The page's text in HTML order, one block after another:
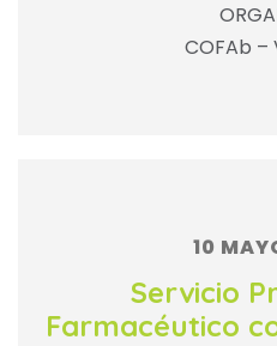
COFAb –
10
Servicio
Farmacéutico